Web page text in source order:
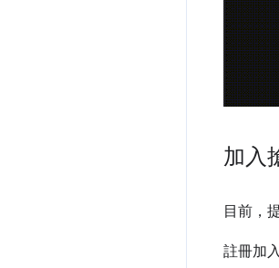
加入
目前，
註冊加入